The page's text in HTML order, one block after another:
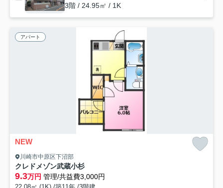
3階 / 24.95㎡ / 1K
アパート
NEW
川崎市中原区下沼部
クレドメゾン武蔵小杉
9.3万円 管理/共益費3,000円